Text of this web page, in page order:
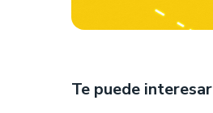
Te puede interesar